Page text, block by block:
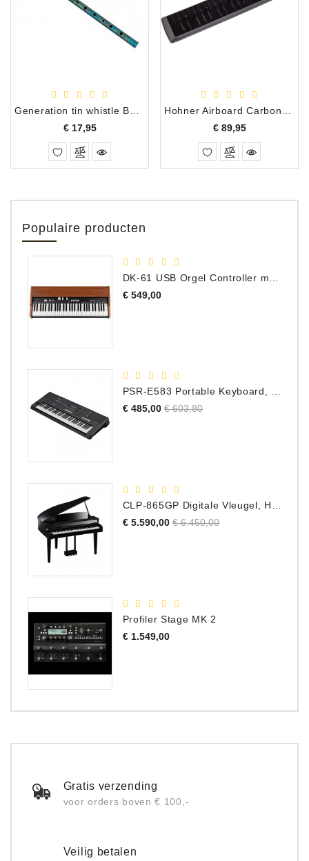
€ 17,95Prijs
€ 89,95Prijs
Populaire producten
€ 549,00Prijs
PSR-E583 Portable Keyboard, 61 Toetsen
€ 485,00 Normale
€ 603,80Prijs
€ 5.590,00 Normale
€ 6.450,00Prijs
Profiler Stage MK 2
€ 1.549,00Prijs
Gratis verzending
voor orders boven € 100,-
Veilig betalen